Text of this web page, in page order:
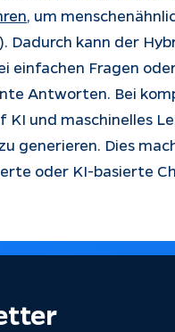
, um
Dadurch kann der
einfachen Fragen
Antworten. Bei
und maschinelles
generieren. Dies
oder KI-basierte